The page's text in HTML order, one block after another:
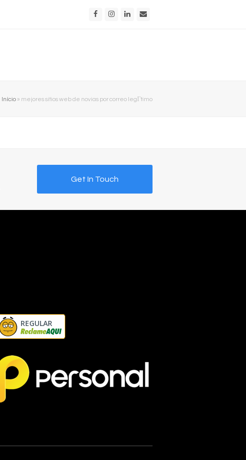
FacebookInstagram
LinkedIn
Início » mejores sitios web de novias por correo legГ­timo
Get In Touch
REGULAR